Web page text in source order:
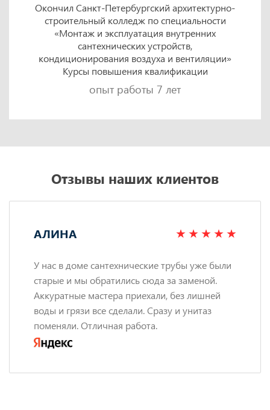
Окончил Санкт-Петербургский архитектурно-
строительный колледж по специальности
«Монтаж и эксплуатация внутренних
сантехнических устройств,
кондиционирования воздуха и вентиляции»
Курсы повышения квалификации
опыт работы 7 лет
Отзывы наших клиентов
АЛИНА
У нас в доме сантехнические трубы уже были
старые и мы обратились сюда за заменой.
Аккуратные мастера приехали, без лишней
воды и грязи все сделали. Сразу и унитаз
поменяли. Отличная работа.